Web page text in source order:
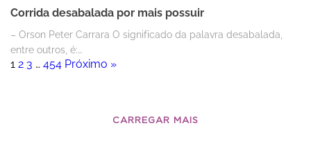
Corrida desabalada por mais possuir
– Orson Peter Carrara O significado da palavra desabalada,
entre outros, é:…
1 2 3 … 454 Próximo »
CARREGAR MAIS